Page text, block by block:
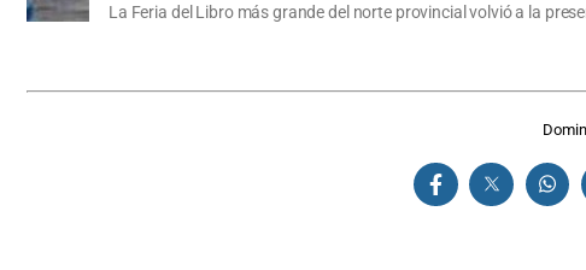
La Feria del Libro más grande del norte provincial volvió a la